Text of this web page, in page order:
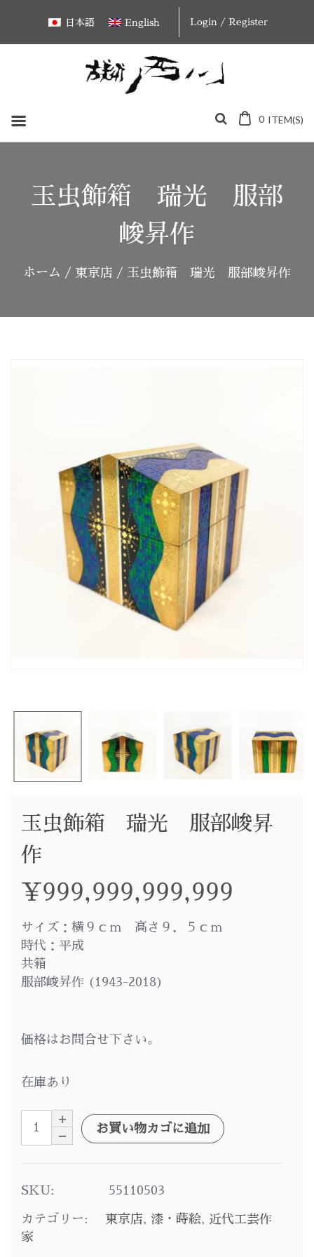
content
日本語 English Login / Register
0 ITEM(S)
玉虫飾箱 瑞光 服部
峻昇作
ホーム / 東京店 / 玉虫飾箱 瑞光 服部峻昇作
玉虫飾箱 瑞光 服部峻昇
作
¥ 999,999,999,999
サイズ：横９ｃｍ 高さ９．５ｃｍ
時代：平成
共箱
服部峻昇作 (1943-2018)
価格はお問合せ下さい。
在庫あり
お買い物カゴに追加
SKU: 55110503
カテゴリー: 東京店, 漆・蒔絵, 近代工芸作
家